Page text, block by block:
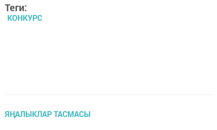
Теги:
КОНКУРС
ЯҢАЛЫКЛАР ТАСМАСЫ